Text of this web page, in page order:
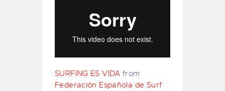
SURFING ES VIDA from
Federación Española de Surf